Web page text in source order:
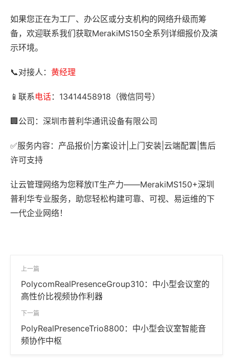
如果您正在为工厂、办公区或分支机构的网络升级而筹
备，欢迎联系我们获取MerakiMS150全系列详细报价及演
示环境。
📞对接人： 黄经理
📱联系电话：13414458918（微信同号）
🏢公司：深圳市普利华通讯设备有限公司
✅服务内容：产品报价|方案设计|上门安装|云端配置|售后
许可支持
让云管理网络为您释放IT生产力——MerakiMS150+深圳
普利华专业服务，助您轻松构建可靠、可视、易运维的下
一代企业网络！
上一篇
PolycomRealPresenceGroup310：中小型会议室的
高性价比视频协作利器
下一篇
PolyRealPresenceTrio8800：中小型会议室智能音
频协作中枢